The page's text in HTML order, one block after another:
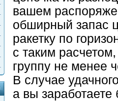
вашем
обширный запас
ракетку по
с таким
группу не менее
В случае
а вы заработаете